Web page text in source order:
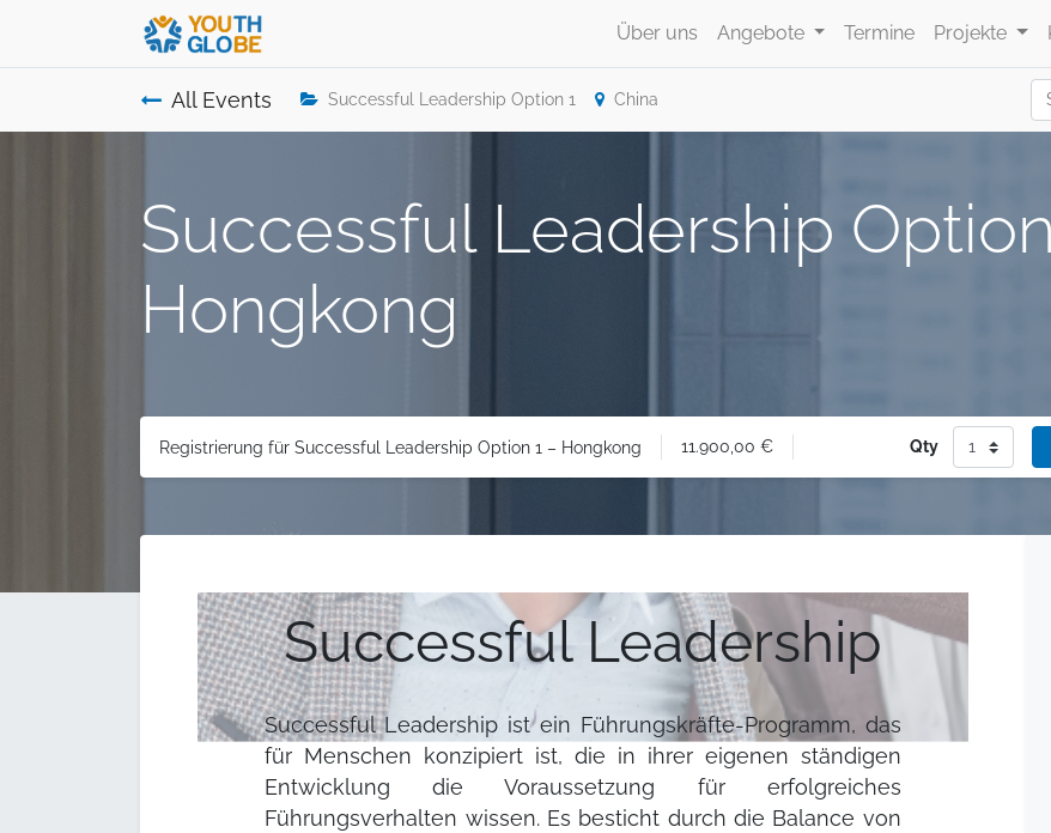
Über uns Angebote Termine Projekte
All Events Successful Leadership Option 1 China
Successful Leadership
Hongkong
Registrierung für Successful Leadership Option 1 – Hongkong 11.900,00 € Qty
Successful Leadership
Successful Leadership ist ein Führungskräfte-Programm, das
für Menschen konzipiert ist, die in ihrer eigenen ständigen
Entwicklung die Voraussetzung für erfolgreiches
Führungsverhalten wissen. Es besticht durch die Balance von